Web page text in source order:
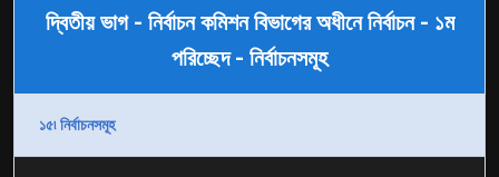
দ্বিতীয় ভাগ - নির্বাচন কমিশন বিভাগের অধীনে নির্বাচন - ১ম
পরিচ্ছেদ - নির্বাচনসমূহ
১৫৷ নির্বাচনসমূহ